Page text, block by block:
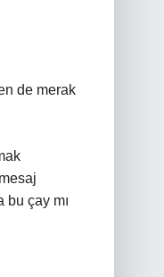
de merak
bu çay mı